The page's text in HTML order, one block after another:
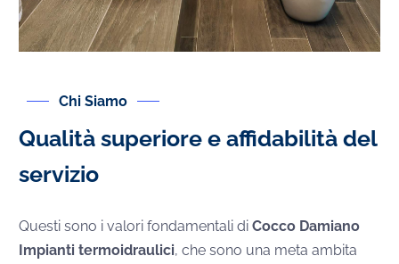
Chi Siamo
Qualità superiore e affidabilità del
servizio
Questisono i valori fondamentali diCocco Damiano
Impianti termoidraulici, che sono una meta ambita